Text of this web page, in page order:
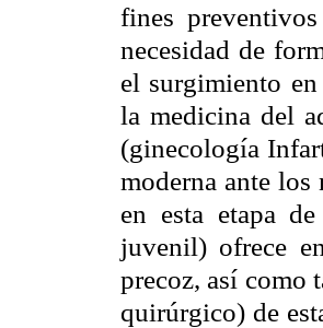
fines
necesidad de
el surgimiento en
la medicina del
(ginecología
moderna ante los
en esta etapa
juvenil) ofrece
precoz, así como
quirúrgico) de